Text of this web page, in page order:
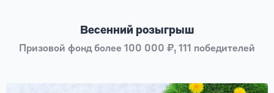
Весенний розыгрыш
Призовой фонд более 100 000 ₽, 111 победителей
контакты
ознакомлен
правилами